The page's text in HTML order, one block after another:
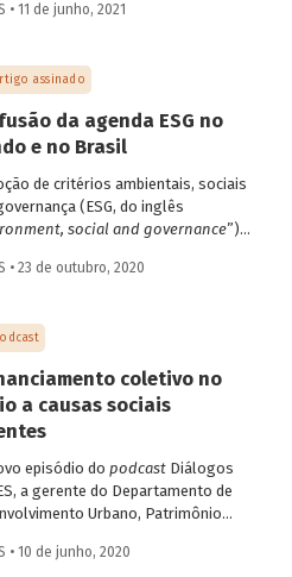
definição da Estratégia Nacional
Saiba mais sobre as
desse tipo de negócio,
o ecossistema de fomento no
• 11 de junho, 2021
assinado
da agenda ESG no
e no Brasil
de critérios ambientais, sociais
(ESG, do inglês
social and governance”)
parece estar
e bancos brasileiros. A
de critérios ESG nas decisões
do foco emshareholders
para todos osstakeholders
interessadas). Entenda como foi a
são os desafios para a
dos critérios ESG entre
e investidores.
• 23 de outubro, 2020
coletivo no
a causas sociais
episódio do podcastDiálogos
a gerente do Departamento de
Urbano, Patrimônio
e a co-fundadora da Benfeitoria
• 10 de junho, 2020